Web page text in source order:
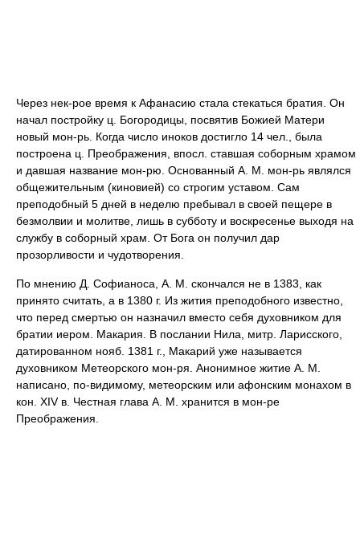
Через нек-рое время к Афанасию стала стекаться братия. Он
начал постройку ц. Богородицы, посвятив Божией Матери
новый мон-рь. Когда число иноков достигло 14 чел., была
построена ц. Преображения, впосл. ставшая соборным храмом
и давшая название мон-рю. Основанный А. М. мон-рь являлся
общежительным (киновией) со строгим уставом. Сам
преподобный 5 дней в неделю пребывал в своей пещере в
безмолвии и молитве, лишь в субботу и воскресенье выходя на
службу в соборный храм. От Бога он получил дар
прозорливости и чудотворения.
По мнению Д. Софианоса, А. М. скончался не в 1383, как
принято считать, а в 1380 г. Из жития преподобного известно,
что перед смертью он назначил вместо себя духовником для
братии иером. Макария. В послании Нила, митр. Ларисского,
датированном нояб. 1381 г., Макарий уже называется
духовником Метеорского мон-ря. Анонимное житие А. М.
написано, по-видимому, метеорским или афонским монахом в
кон. XIV в. Честная глава А. М. хранится в мон-ре
Преображения.